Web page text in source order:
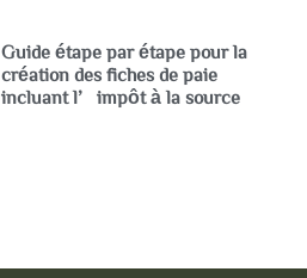
Guide étape par étape pour la
création des fiches de paie
incluant l’impôt à la source